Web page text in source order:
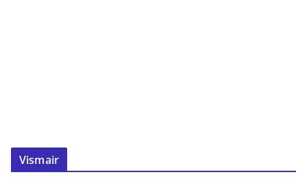
Vismair